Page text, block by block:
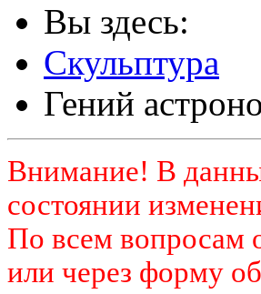
Вы здесь:
Скульптура
Гений
Внимание! В
состоянии
По всем вопросам
или через форму